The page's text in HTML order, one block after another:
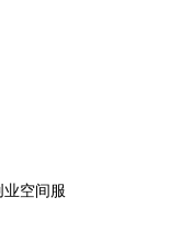
空间服